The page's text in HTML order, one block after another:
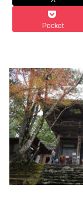
Pocket